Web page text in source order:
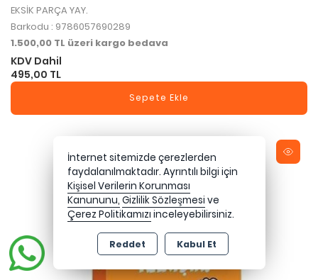
EKSİK PARÇA YAY.
Barkodu : 9786057690289
1.500,00 TL üzeri kargo bedava
KDV Dahil
495,00 TL
Sepete Ekle
İnternet sitemizde çerezlerden
faydalanılmaktadır. Ayrıntılı bilgi için
Kişisel Verilerin Korunması
Kanununu, Gizlilik Sözleşmesi ve
Çerez Politikamızı inceleyebilirsiniz.
Reddet Kabul Et